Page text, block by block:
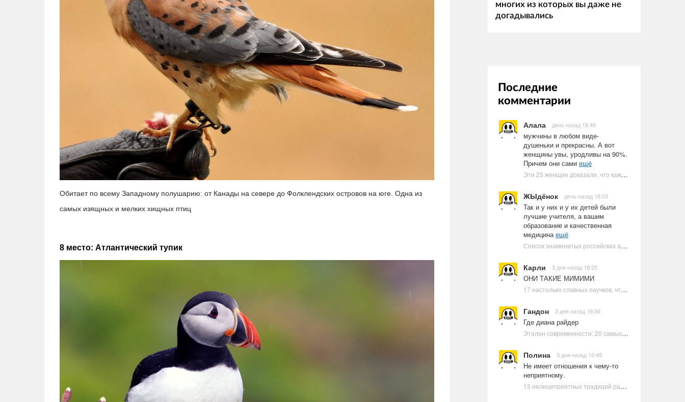
Обитает по всему Западному полушарию: от Канады на севере до Фолклендских островов на юге. Одна из
самых изящных и мелких хищных птиц
8 место: Атлантический тупик
многих из которых вы даже не
догадывались
Последние
комментарии
Алала день назад 18:49
мужчины в любом виде-
душеньки и прекрасны. А вот
женщины увы, уродливы на 90%.
Причем они сами ещё
Эти 25 женщин доказали, что каждое тело имеет право быть в бикини
ЖЫдёнок день назад 16:03
Так и у них и у их детей были
лучшие учителя, а вашим
образование и качественная
медицинаещё
Список знаменитых российских артистов-евреев | Ультрамарин
Карли 3 дня назад 18:25
ОНИ ТАКИЕ МИМИМИ
17 настолько славных паучков, что даже у арахнофобов появится желание их погладить
Гандон 3 дня назад 16:36
Где диана райдер
Эталон современности: 20 самых красивых и привлекательных актрис Голливуда, по мнению Google | Ультрамарин
Полина 3 дня назад 10:45
Не имеет отношения к чему-то
неприятному.
13 нелицеприятных традиций разных стран, которые могут шокировать неподготовленного человека